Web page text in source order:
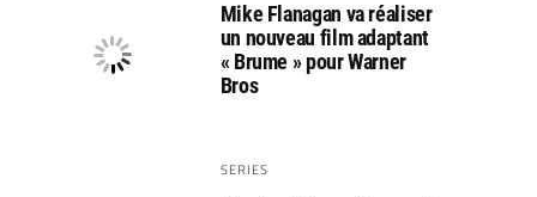
Mike Flanagan va réaliser
un nouveau film adaptant
« Brume » pour Warner
Bros
SERIES